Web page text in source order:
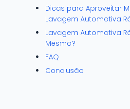
Dicas para Aproveitar
Lavagem Automotiva
Lavagem Automotiva
Mesmo?
FAQ
Conclusão